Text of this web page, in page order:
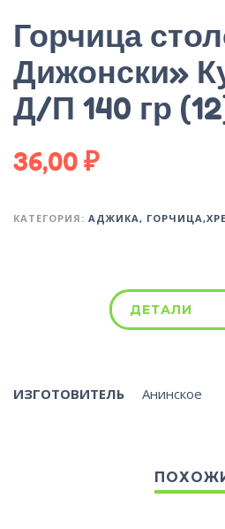
Горчица
Дижонски»
Д/П 140 гр
36,00₽
КАТЕГОРИЯ: АДЖИКА,
ДЕТАЛИ
ИЗГОТОВИТЕЛЬ Анинское